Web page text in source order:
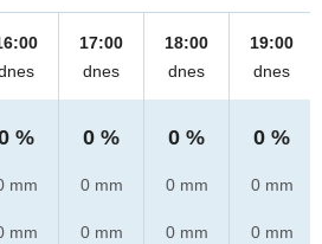
%
mm
mm
17:00
dnes
0 %
0 mm
0 mm
18:00
dnes
0 %
0 mm
0 mm
19:00
dnes
0 %
0 mm
0 mm